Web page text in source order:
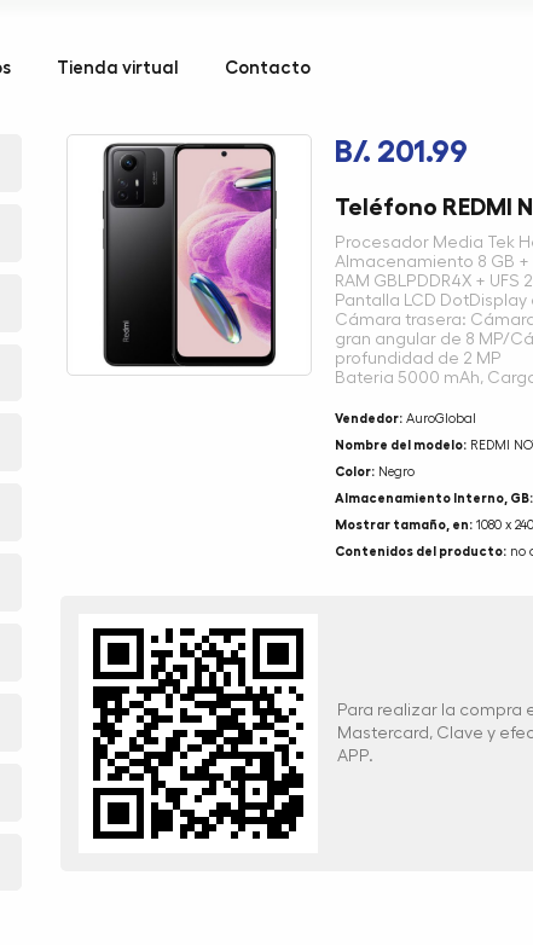
Tienda virtual Contacto
B/. 201.99
Teléfono REDMI
Procesador Media Tek
Almacenamiento 8 GB +
RAM GBLPDDR4X + UFS
Pantalla LCD DotDisplay
Cámara trasera:
gran angular de 8 MP/
profundidad de 2 MP
Bateria 5000 mAh,
Vendedor:AuroGlobal
Nombre del modelo:REDMI
Color:Negro
Almacenamiento Interno, GB:
Mostrar tamaño, en:1080 x
Contenidos del producto:no
Para realizar la compra
Mastercard, Clave y
APP.